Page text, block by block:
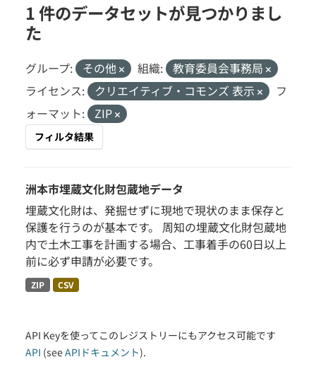
1 件のデータセットが見つかりまし
た
グループ: その他 組織: 教育委員会事務局
ライセンス:
クリエイティブ・コモンズ 表示
フ
ォーマット: ZIP
フィルタ結果
洲本市埋蔵文化財包蔵地データ
埋蔵文化財は、発掘せずに現地で現状のまま保存と
保護を行うのが基本です。 周知の埋蔵文化財包蔵地
内で土木工事を計画する場合、工事着手の60日以上
前に必ず申請が必要です。
ZIP CSV
API Keyを使ってこのレジストリーにもアクセス可能です
API (seeAPIドキュメント).